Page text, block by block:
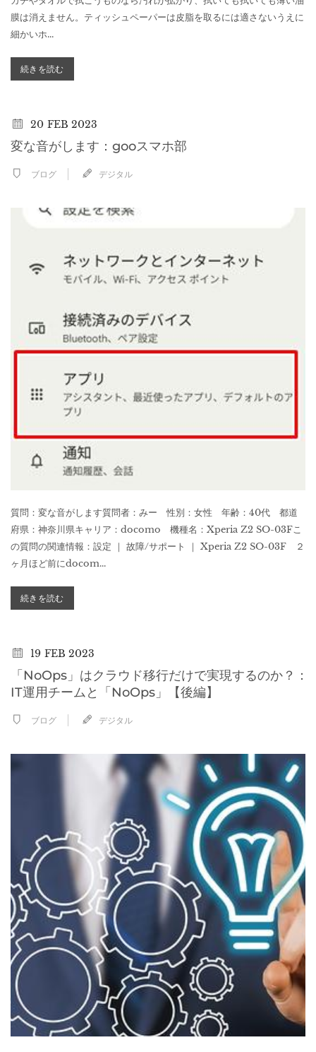
膜は消えません。ティッシュペーパーは皮脂を取るには適さないうえに
細かいホ...
続きを読む
20 FEB 2023
変な音がします：gooスマホ部
ブログ デジタル
質問：変な音がします質問者：みー 性別：女性 年齢：40代 都道
府県：神奈川県キャリア：docomo 機種名：Xperia Z2 SO-03Fこ
の質問の関連情報：設定 ｜ 故障/サポート ｜ Xperia Z2 SO-03F ２
ヶ月ほど前にdocom...
続きを読む
19 FEB 2023
「NoOps」はクラウド移行だけで実現するのか？：
IT運用チームと「NoOps」【後編】
ブログ デジタル